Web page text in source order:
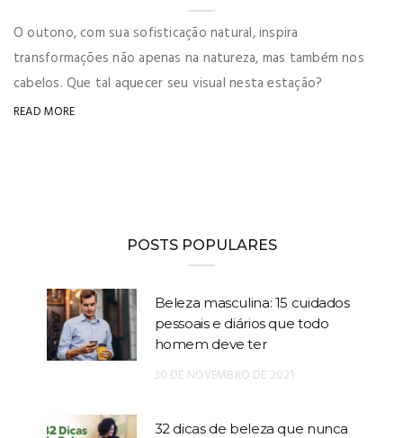
O outono, com sua sofisticação natural, inspira
transformações não apenas na natureza, mas também nos
cabelos. Que tal aquecer seu visual nesta estação?
READ MORE
POSTS POPULARES
Beleza masculina: 15 cuidados
pessoais e diários que todo
homem deve ter
30 DE NOVEMBRO DE 2021
32 dicas de beleza que nunca